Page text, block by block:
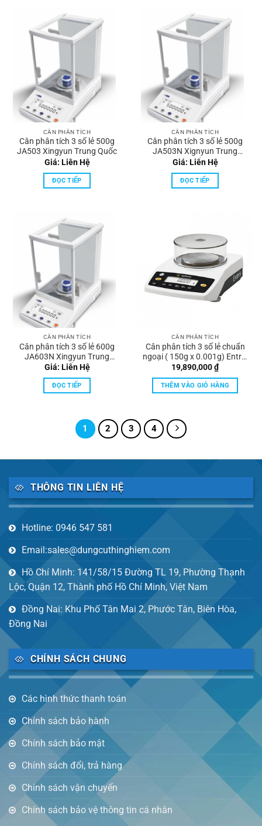
CÂN PHÂN TÍCH
Cân phân tích 3 số lẻ 500g
JA503 Xingyun Trung Quốc
Giá: Liên Hệ
ĐỌC TIẾP
CÂN PHÂN TÍCH
Cân phân tích 3 số lẻ 500g
JA503N Xignyun Trung
Quốc
Giá: Liên Hệ
ĐỌC TIẾP
CÂN PHÂN TÍCH
Cân phân tích 3 số lẻ 600g
JA603N Xingyun Trung
Quốc
Giá: Liên Hệ
ĐỌC TIẾP
CÂN PHÂN TÍCH
Cân phân tích 3 số lẻ chuẩn
ngoại ( 150g x 0.001g) Entris
153-1S, Sartorius
19,890,000₫
THÊM VÀO GIỎ HÀNG
1 2 3 4
THÔNG TIN LIÊN HỆ
Hotline: 0946 547 581
Email:sales@dungcuthinghiem.com
Hồ Chí Minh: 141/58/15 Đường TL 19, Phường Thạnh
Lộc, Quận 12, Thành phố Hồ Chí Minh, Việt Nam
Đồng Nai: Khu Phố Tân Mai 2, Phước Tân, Biên Hòa,
Đồng Nai
CHÍNH SÁCH CHUNG
Các hình thức thanh toán
Chính sách bảo hành
Chính sách bảo mật
Chính sách đổi, trả hàng
Chính sách vận chuyển
Chính sách bảo vệ thông tin cá nhân